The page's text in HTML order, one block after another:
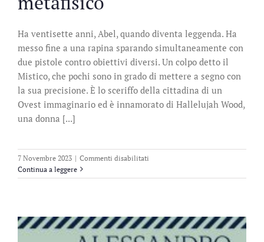
Ha ventisette anni, Abel, quando diventa leggenda. Ha
messo fine a una rapina sparando simultaneamente con
due pistole contro obiettivi diversi. Un colpo detto il
Mistico, che pochi sono in grado di mettere a segno con
la sua precisione. È lo sceriffo della cittadina di un
Ovest immaginario ed è innamorato di Hallelujah Wood,
una donna [...]
7 Novembre 2023 | Commenti disabilitati
Un
Continua a leggere